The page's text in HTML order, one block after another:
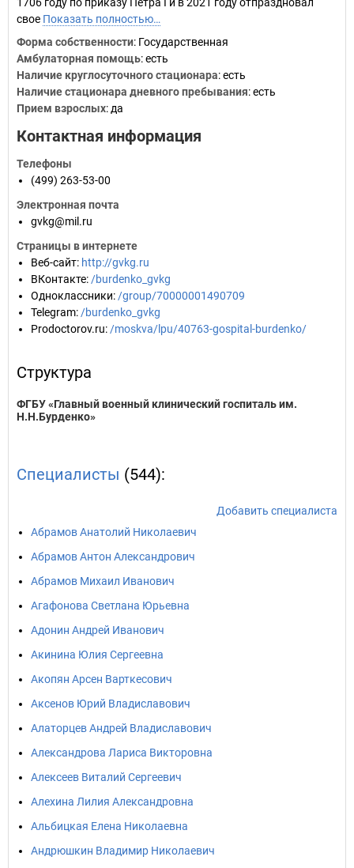
свое Показать полностью…
Форма собственности: Государственная
Амбулаторная помощь: есть
Наличие круглосуточного стационара: есть
Наличие стационара дневного пребывания: есть
Прием взрослых: да
Контактная информация
Телефоны
(499) 263-53-00
Электронная почта
gvkg@mil.ru
Страницы в интернете
Веб-сайт: http://gvkg.ru
ВКонтакте: /burdenko_gvkg
Одноклассники: /group/70000001490709
Telegram: /burdenko_gvkg
Prodoctorov.ru: /moskva/lpu/40763-gospital-burdenko/
Структура
ФГБУ «Главный военный клинический госпиталь им.
Н.Н.Бурденко»
Специалисты (544):
Добавить специалиста
Абрамов Анатолий Николаевич
Абрамов Антон Александрович
Абрамов Михаил Иванович
Агафонова Светлана Юрьевна
Адонин Андрей Иванович
Акинина Юлия Сергеевна
Акопян Арсен Варткесович
Аксенов Юрий Владиславович
Алаторцев Андрей Владиславович
Александрова Лариса Викторовна
Алексеев Виталий Сергеевич
Алехина Лилия Александровна
Альбицкая Елена Николаевна
Андрюшкин Владимир Николаевич